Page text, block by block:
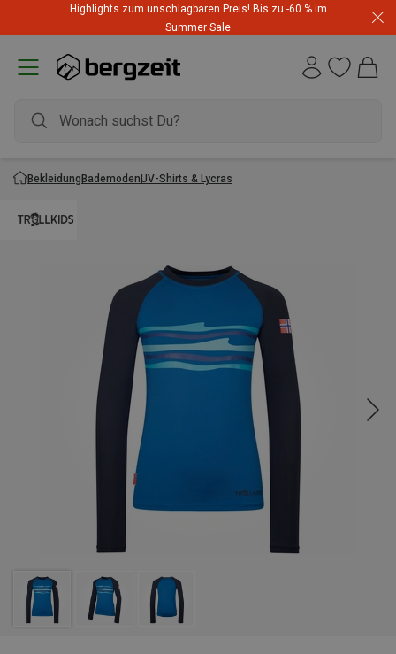
Highlights zum unschlagbaren Preis! Bis zu -60 % im
Summer Sale
BekleidungBademodenUV-Shirts & Lycras